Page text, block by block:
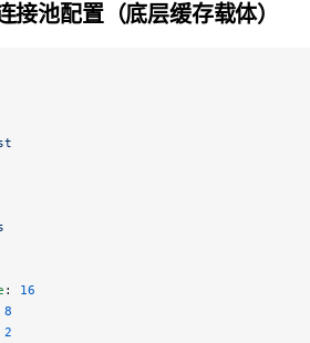
接池配置（底层缓存载体）
: 16
8
2